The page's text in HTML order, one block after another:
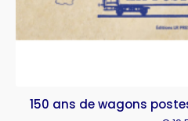
150 ans de wagons